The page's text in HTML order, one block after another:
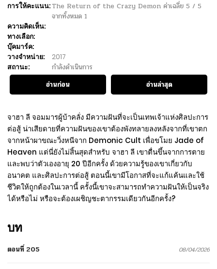
การให้คะแนน: The Return of the Crazy Demon ค่าเฉลี่ย 5 / 5
จากทั้งหมด 1
ความคิดเห็น:
ทางเลือก:
บุ๊คมาร์ค:
วางจำหน่าย:
2017
สถานะ:
กำลังดำเนินการ
อ่านก่อน
อ่านล่าสุด
จาฮา ลี จอมมารผู้บ้าคลั่ง มีความฝันที่จะเป็นเทพเจ้าแห่งศิลปะการ
ต่อสู้ น่าเสียดายที่ความฝันของเขาต้องพังทลายลงหลังจากที่เขาตก
จากหน้าผาขณะวิ่งหนีจาก Demonic Cult เพื่อขโมย Jade of
Heaven แต่นี่ยังไม่สิ้นสุดสำหรับ จาฮา ลี เขาตื่นขึ้นจากการตาย
และพบว่าตัวเองอายุ 20 ปีอีกครั้ง ด้วยความรู้ของเขาเกี่ยวกับ
อนาคต และศิลปะการต่อสู้ ตอนนี้เขามีโอกาสที่จะแก้แค้นและใช้
ชีวิตให้ถูกต้องในเวลานี้ ครั้งนี้เขาจะสามารถทำความฝันให้เป็นจริง
ได้หรือไม่ หรือจะต้องเผชิญชะตากรรมเดียวกันอีกครั้ง?
บท
ตอนที่ 205 08/04/2026